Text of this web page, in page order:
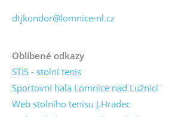
dtjkondor@lomnice-nl.cz
Oblíbené odkazy
STIS - stolní tenis
Sportovní hala Lomnice nad Lužnicí
Web stolního tenisu J.Hradec